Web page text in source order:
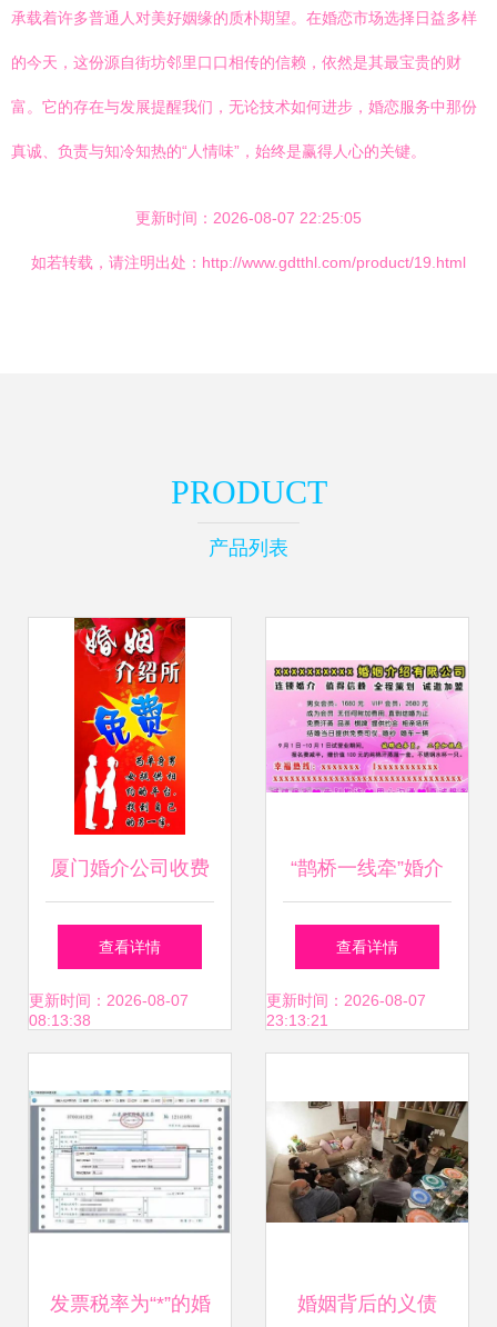
承载着许多普通人对美好姻缘的质朴期望。在婚恋市场选择日益多样
的今天，这份源自街坊邻里口口相传的信赖，依然是其最宝贵的财
富。它的存在与发展提醒我们，无论技术如何进步，婚恋服务中那份
真诚、负责与知冷知热的“人情味”，始终是赢得人心的关键。
更新时间：2026-08-07 22:25:05
如若转载，请注明出处：http://www.gdtthl.com/product/19.html
PRODUCT
产品列表
厦门婚介公司收费
标准、服务价格与
正规公司选择指南
查看详情
更新时间：2026-08-07
08:13:38
“鹊桥一线牵”婚介
服务名片设计指南
查看详情
更新时间：2026-08-07
23:13:21
发票税率为“*”的婚 婚姻背后的义债